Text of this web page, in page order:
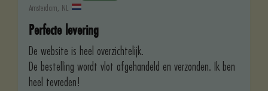
Amsterdam, NL
Perfecte levering
De website is heel overzichtelijk.
De bestelling wordt vlot afgehandeld en verzonden. Ik ben
heel tevreden!